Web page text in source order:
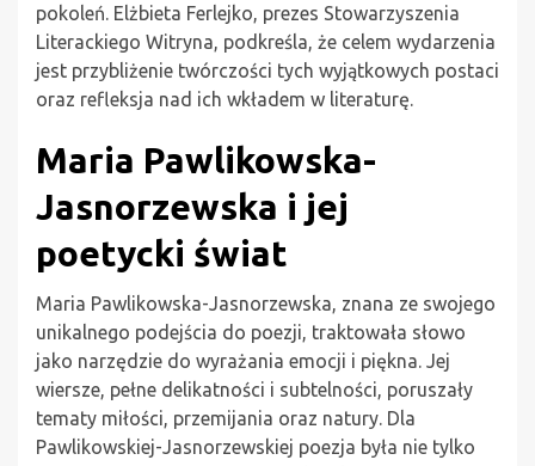
pokoleń. Elżbieta Ferlejko, prezes Stowarzyszenia
Literackiego Witryna, podkreśla, że celem wydarzenia
jest przybliżenie twórczości tych wyjątkowych postaci
oraz refleksja nad ich wkładem w literaturę.
Maria Pawlikowska-
Jasnorzewska i jej
poetycki świat
Maria Pawlikowska-Jasnorzewska, znana ze swojego
unikalnego podejścia do poezji, traktowała słowo
jako narzędzie do wyrażania emocji i piękna. Jej
wiersze, pełne delikatności i subtelności, poruszały
tematy miłości, przemijania oraz natury. Dla
Pawlikowskiej-Jasnorzewskiej poezja była nie tylko